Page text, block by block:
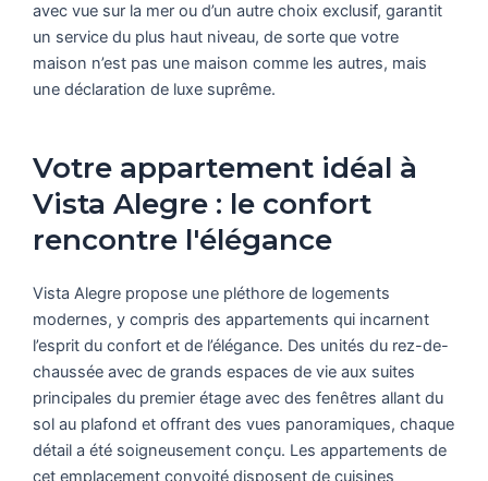
avec vue sur la mer ou d’un autre choix exclusif, garantit
un service du plus haut niveau, de sorte que votre
maison n’est pas une maison comme les autres, mais
une déclaration de luxe suprême.
Votre appartement idéal à
Vista Alegre : le confort
rencontre l'élégance
Vista Alegre propose une pléthore de logements
modernes, y compris des appartements qui incarnent
l’esprit du confort et de l’élégance. Des unités du rez-de-
chaussée avec de grands espaces de vie aux suites
principales du premier étage avec des fenêtres allant du
sol au plafond et offrant des vues panoramiques, chaque
détail a été soigneusement conçu. Les appartements de
cet emplacement convoité disposent de cuisines